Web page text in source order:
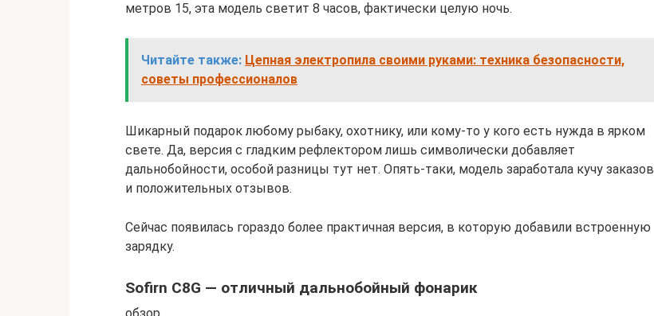
метров 15, эта модель светит 8 часов, фактически целую ночь.
Читайте также: Цепная электропила своими руками: техника безопасности,
советы профессионалов
Шикарный подарок любому рыбаку, охотнику, или кому-то у кого есть нужда в ярком
свете. Да, версия с гладким рефлектором лишь символически добавляет
дальнобойности, особой разницы тут нет. Опять-таки, модель заработала кучу заказов
и положительных отзывов.
Сейчас появилась гораздо более практичная версия, в которую добавили встроенную
зарядку.
Sofirn C8G — отличный дальнобойный фонарик